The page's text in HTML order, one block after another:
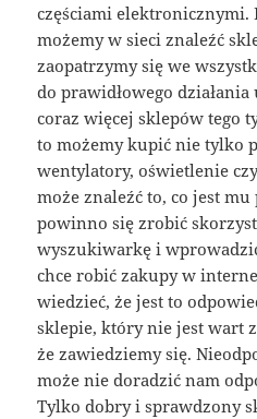
częściami elektronicznymi.
możemy w sieci znaleźć
zaopatrzymy się we
do prawidłowego
coraz więcej sklepów tego
to możemy kupić nie tylko
wentylatory, oświetlenie
może znaleźć to, co jest
powinno się zrobić
wyszukiwarkę i
chce robić zakupy w
wiedzieć, że jest to
sklepie, który nie jest wart
że zawiedziemy się.
może nie doradzić nam
Tylko dobry i sprawdzony